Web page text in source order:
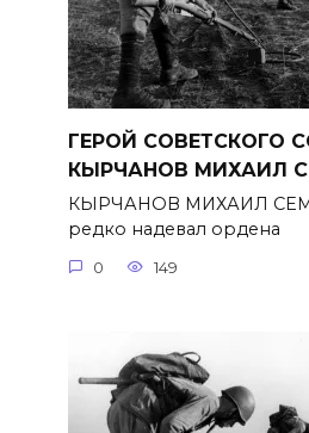
ГЕРОЙ СОВЕТСКОГО
КЫРЧАНОВ МИХАИЛ
КЫРЧАНОВ МИХАИЛ
редко надевал ордена
0 149